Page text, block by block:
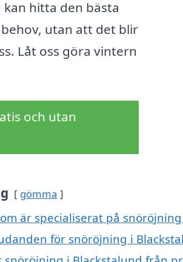
hitta den bästa
utan att det blir
Låt oss göra vintern
och utan
gömma
är specialiserat på
för snöröjning i